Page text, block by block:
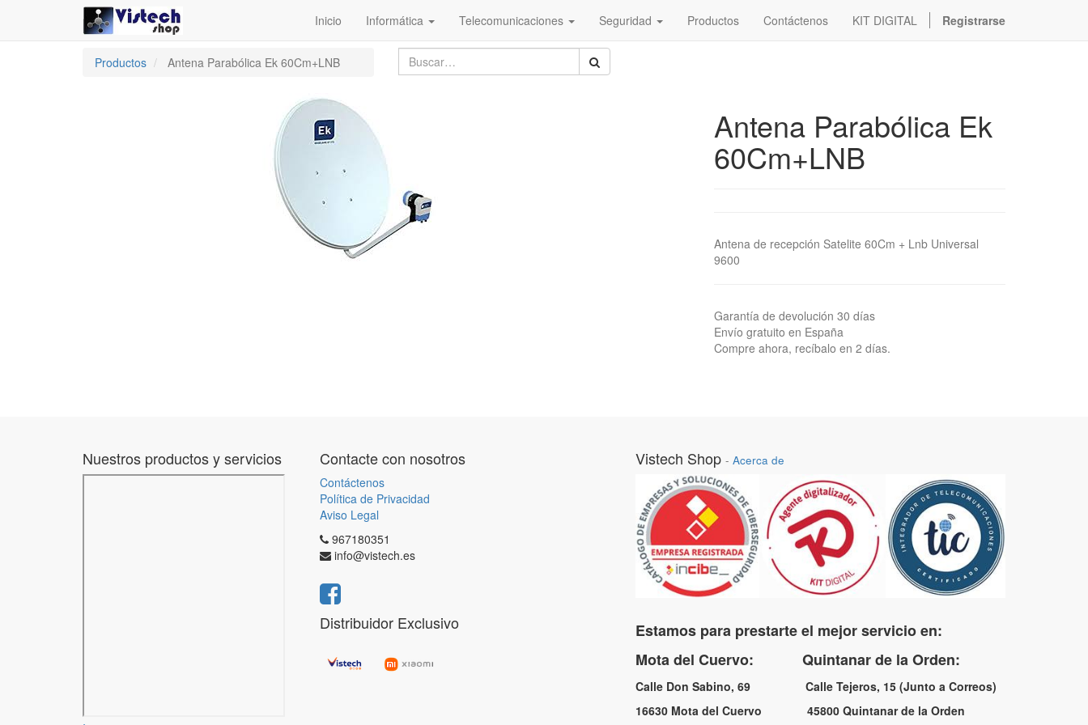
Inicio Informática Telecomunicaciones Seguridad Productos Contáctenos KIT DIGITAL Registrarse
Productos Antena Parabólica Ek 60Cm+LNB
Antena Parabólica Ek
60Cm+LNB
Antena de recepción Satelite 60Cm + Lnb Universal
9600
Garantía de devolución 30 días
Envío gratuito en España
Compre ahora, recíbalo en 2 días.
Nuestros productos y servicios Contacte con nosotros
Contáctenos
Política de Privacidad
Aviso Legal
967180351
info@vistech.es
Distribuidor Exclusivo
Vistech Shop - Acerca de
Estamos para prestarte el mejor servicio en:
Mota del Cuervo: Quintanar de la Orden:
Calle Don Sabino, 69 Calle Tejeros, 15 (Junto a Correos)
16630 Mota del Cuervo 45800 Quintanar de la Orden